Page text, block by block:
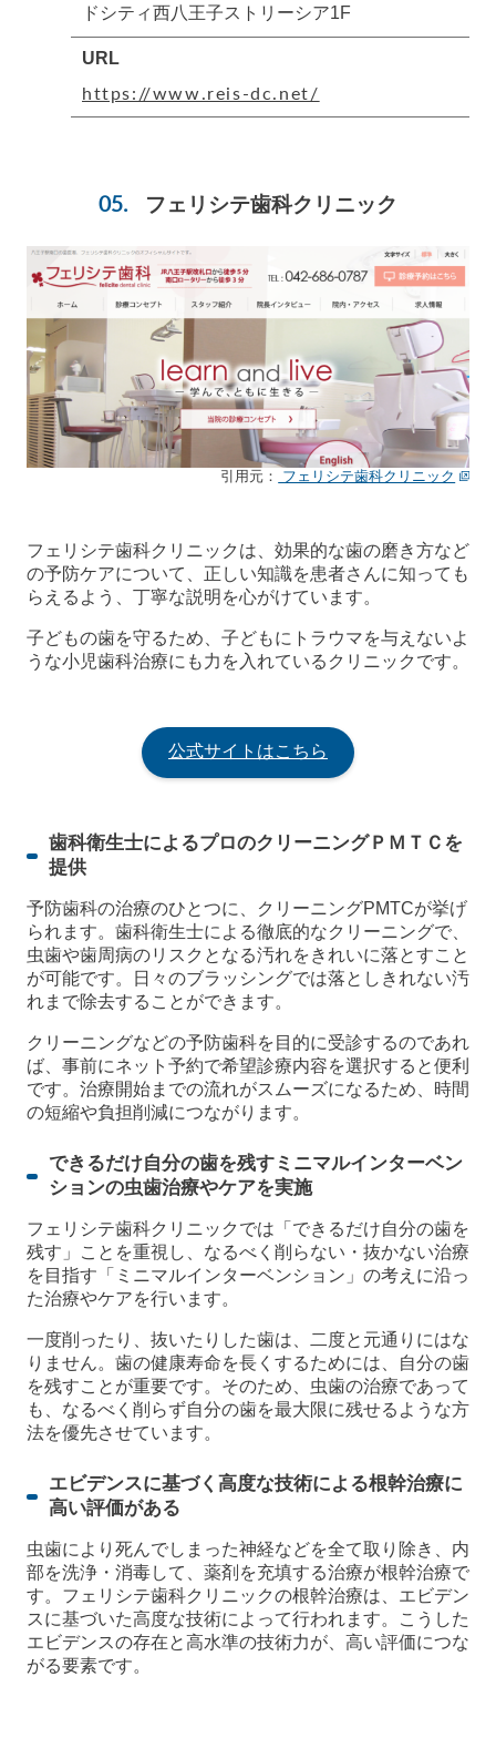
ドシティ西八王子ストリーシア1F
URL
https://www.reis-dc.net/
フェリシテ歯科クリニック
引用元： フェリシテ歯科クリニック
フェリシテ歯科クリニックは、効果的な歯の磨き方など
の予防ケアについて、正しい知識を患者さんに知っても
らえるよう、丁寧な説明を心がけています。
子どもの歯を守るため、子どもにトラウマを与えないよ
うな小児歯科治療にも力を入れているクリニックです。
公式サイトはこちら
歯科衛生士によるプロのクリーニングＰＭＴＣを
提供
予防歯科の治療のひとつに、クリーニングPMTCが挙げ
られます。歯科衛生士による徹底的なクリーニングで、
虫歯や歯周病のリスクとなる汚れをきれいに落とすこと
が可能です。日々のブラッシングでは落としきれない汚
れまで除去することができます。
クリーニングなどの予防歯科を目的に受診するのであれ
ば、事前にネット予約で希望診療内容を選択すると便利
です。治療開始までの流れがスムーズになるため、時間
の短縮や負担削減につながります。
できるだけ自分の歯を残すミニマルインターベン
ションの虫歯治療やケアを実施
フェリシテ歯科クリニックでは「できるだけ自分の歯を
残す」ことを重視し、なるべく削らない・抜かない治療
を目指す「ミニマルインターベンション」の考えに沿っ
た治療やケアを行います。
一度削ったり、抜いたりした歯は、二度と元通りにはな
りません。歯の健康寿命を長くするためには、自分の歯
を残すことが重要です。そのため、虫歯の治療であって
も、なるべく削らず自分の歯を最大限に残せるような方
法を優先させています。
エビデンスに基づく高度な技術による根幹治療に
高い評価がある
虫歯により死んでしまった神経などを全て取り除き、内
部を洗浄・消毒して、薬剤を充填する治療が根幹治療で
す。フェリシテ歯科クリニックの根幹治療は、エビデン
スに基づいた高度な技術によって行われます。こうした
エビデンスの存在と高水準の技術力が、高い評価につな
がる要素です。